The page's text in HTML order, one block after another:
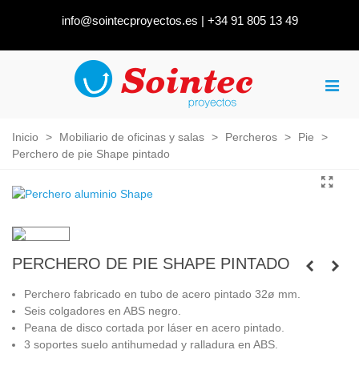
info@sointecproyectos.es | +34 91 805 13 49
Inicio > Mobiliario de oficinas y salas > Percheros > Pie
>
Perchero de pie Shape pintado
PERCHERO DE PIE SHAPE PINTADO
Perchero fabricado en tubo de acero pintado 32ø mm.
Seis colgadores en ABS negro.
Peana de disco cortada por láser en acero pintado.
3 soportes suelo antihumedad y ralladura en ABS.